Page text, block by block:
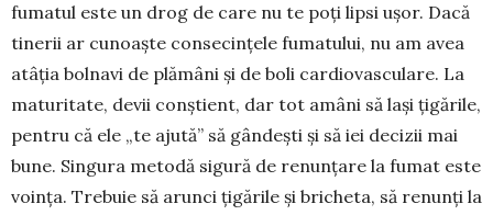
fumatul este un drog de care nu te poți lipsi ușor. Dacă
tinerii ar cunoaște consecințele fumatului, nu am avea
atâția bolnavi de plămâni și de boli cardiovasculare. La
maturitate, devii con­știent, dar tot amâni să lași țigările,
pentru că ele „te ajută” să gândești și să iei decizii mai
bune. Sin­gura metodă sigură de renunțare la fumat este
voin­ța. Trebuie să arunci țigările și bricheta, să renunți la